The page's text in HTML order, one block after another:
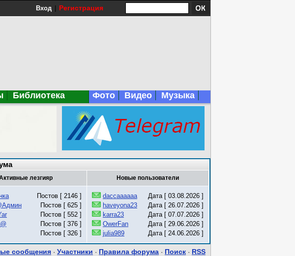
Вход Регистрация
Библиотека Фото Видео Музыка
лезгияр Новые пользователи
Постов [ 2146 ]
Постов [ 625 ]
Постов [ 552 ]
Постов [ 376 ]
Постов [ 326 ]
daccaaaaaa
Дата [ 03.08.2026 ]
haveyona23
Дата [ 26.07.2026 ]
karra23
Дата [ 07.07.2026 ]
OwerFan
Дата [ 29.06.2026 ]
julia989
Дата [ 24.06.2026 ]
сообщения · Участники · Правила форума · Поиск · RSS